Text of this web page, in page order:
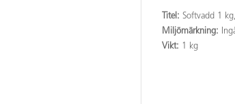
Titel:Softvadd 1
Miljömärkning:
Vikt: 1 kg